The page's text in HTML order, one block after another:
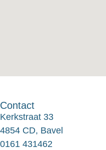
Contact
Kerkstraat 33
4854 CD, Bavel
0161 431462